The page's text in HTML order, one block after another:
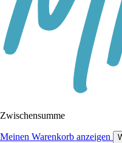
Zwischensumme
Meinen Warenkorb anzeigen